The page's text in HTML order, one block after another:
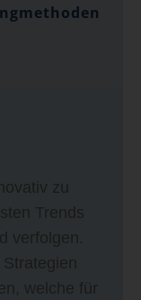
zu
Trends
verfolgen.
welche für